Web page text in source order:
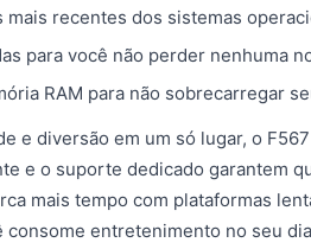
recentes dos sistemas
para você não perder nenhuma
RAM para não sobrecarregar
e diversão em um só lugar, o
e o suporte dedicado garantem
mais tempo com plataformas
entretenimento no seu